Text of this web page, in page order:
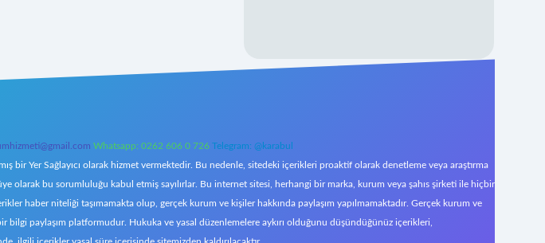
Whatsapp: 0262 606 0 726 Telegram: @karabul
bir Yer Sağlayıcı olarak hizmet vermektedir. Bu nedenle, sitedeki içerikleri proaktif olarak denetleme veya araştırma
olarak bu sorumluluğu kabul etmiş sayılırlar. Bu internet sitesi, herhangi bir marka, kurum veya şahıs şirketi ile hiçbir
haber niteliği taşımamakta olup, gerçek kurum ve kişiler hakkında paylaşım yapılmamaktadır. Gerçek kurum ve
paylaşım platformudur. Hukuka ve yasal düzenlemelere aykırı olduğunu düşündüğünüz içerikleri,